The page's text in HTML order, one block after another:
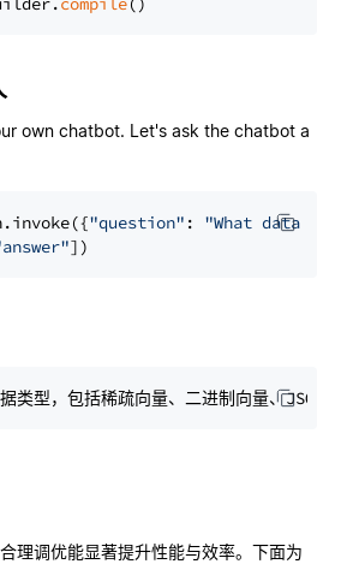
own chatbot. Let's ask the chatbot a
"question" : "What data
理调优能显著提升性能与效率。下面为